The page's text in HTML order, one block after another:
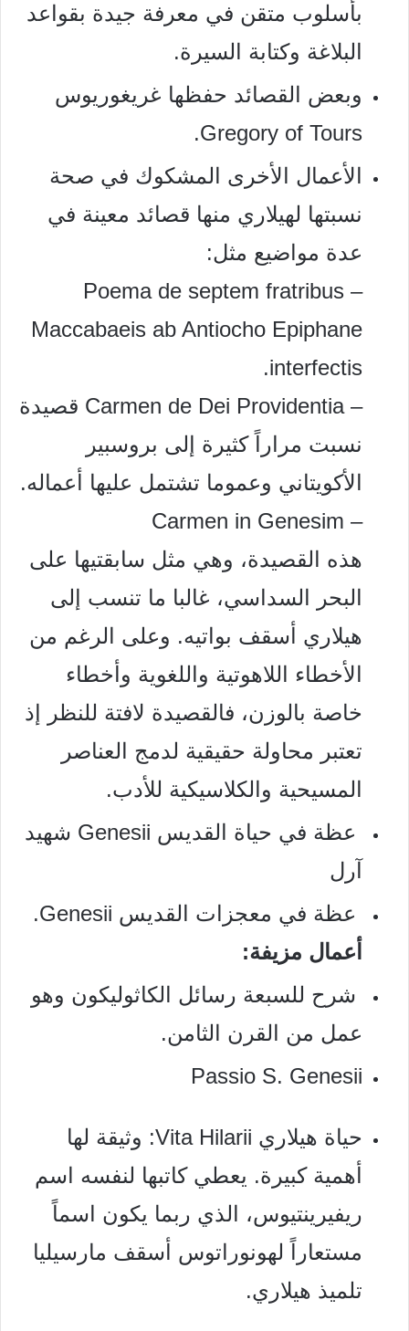
بأسلوب متقن في معرفة جيدة بقواعد
البلاغة وكتابة السيرة.
وبعض القصائد حفظها غريغوريوس
Gregory of Tours.
الأعمال الأخرى المشكوك في صحة
نسبتها لهيلاري منها قصائد معينة في
عدة مواضيع مثل:
– Poema de septem fratribus
Maccabaeis ab Antiocho Epiphane
interfectis.
– Carmen de Dei Providentia قصيدة
نسبت مراراً كثيرة إلى بروسبير
الأكويتاني وعموما تشتمل عليها أعماله.
– Carmen in Genesim
هذه القصيدة، وهي مثل سابقتيها على
البحر السداسي، غالبا ما تنسب إلى
هيلاري أسقف بواتيه. وعلى الرغم من
الأخطاء اللاهوتية واللغوية وأخطاء
خاصة بالوزن، فالقصيدة لافتة للنظر إذ
تعتبر محاولة حقيقية لدمج العناصر
المسيحية والكلاسيكية للأدب.
عظة في حياة القديس Genesii شهید
آرل
عظة في معجزات القديس Genesii.
أعمال مزيفة:
شرح للسبعة رسائل الكاثوليكون وهو
عمل من القرن الثامن.
Passio S. Genesii
حياة هيلاري Vita Hilarii: وثيقة لها
أهمية كبيرة. يعطي كاتبها لنفسه اسم
ريفيرينتيوس، الذي ربما يكون اسماً
مستعاراً لهونوراتوس أسقف مارسيليا
تلميذ هيلاري.